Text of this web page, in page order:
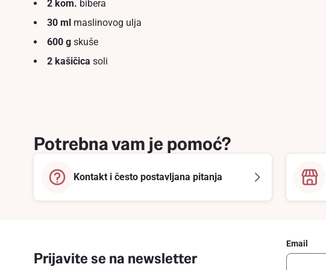
2 kom. bibera
30 ml maslinovog ulja
600 g skuše
2 kašičica soli
Potrebna vam je pomoć?
Kontakt i često postavljana pitanja
Prijavite se na newsletter
Email